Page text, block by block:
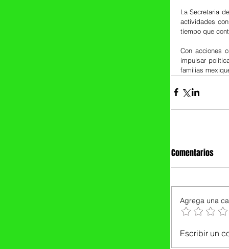
La Secretaria
actividades
tiempo que
Con acciones
impulsar
familias
Comentarios
Agrega una
Escribir un